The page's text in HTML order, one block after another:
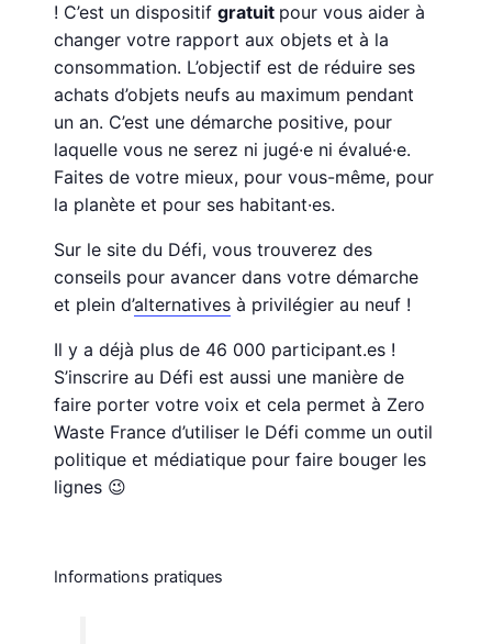
! C’est un dispositifgratuit pour vous aider à
changer votre rapport aux objets et à la
consommation. L’objectif est de réduire ses
achats d’objets neufs au maximum pendant
un an. C’est une démarche positive, pour
laquelle vous ne serez ni jugé·e ni évalué·e.
Faites de votre mieux, pour vous-même, pour
la planète et pour ses habitant·es.
Sur le site du Défi, vous trouverez des
conseils pour avancer dans votre démarche
et plein d’alternatives à privilégier au neuf !
Il y a déjà plus de 46 000 participant.es !
S’inscrire au Défi est aussi une manière de
faire porter votre voix et cela permet à Zero
Waste France d’utiliser le Défi comme un outil
politique et médiatique pour faire bouger les
lignes 😉
Informations pratiques